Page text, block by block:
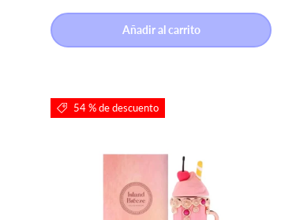
Añadir al carrito
54 % de descuento